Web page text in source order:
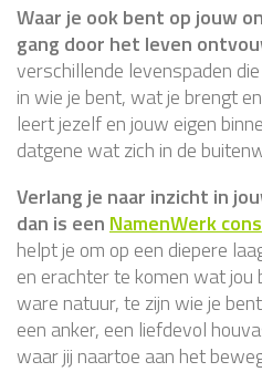
Waar je ook bent op jouw
gang door het leven
verschillende levenspaden
in wie je bent, wat je brengt
leert jezelf en jouw eigen
datgene wat zich in de
Verlang je naar inzicht in
dan is een NamenWerk
helpt je om op een diepere
en erachter te komen wat
ware natuur, te zijn wie je
een anker, een liefdevol
waar jij naartoe aan het